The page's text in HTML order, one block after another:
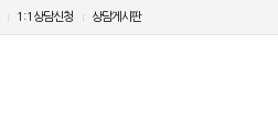
1:1상담신청 상담게시판